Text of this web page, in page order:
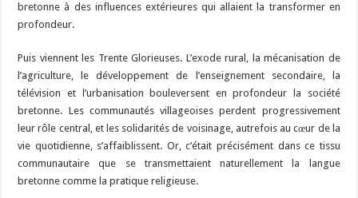
bretonne à des influences extérieures qui allaient la transformer en
profondeur.
Puis viennent les Trente Glorieuses. L’exode rural, la mécanisation de
l’agriculture, le développement de l’enseignement secondaire, la
télévision et l’urbanisation bouleversent en profondeur la société
bretonne. Les communautés villageoises perdent progressivement
leur rôle central, et les solidarités de voisinage, autrefois au cœur de la
vie quotidienne, s’affaiblissent. Or, c’était précisément dans ce tissu
communautaire que se transmettaient naturellement la langue
bretonne comme la pratique religieuse.